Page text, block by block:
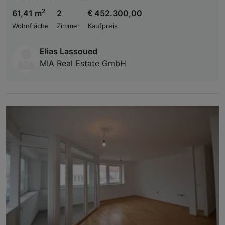
61,41 m2
Wohnfläche
2
Zimmer
€ 452.300,00
Kaufpreis
Elias Lassoued
MIA Real Estate GmbH